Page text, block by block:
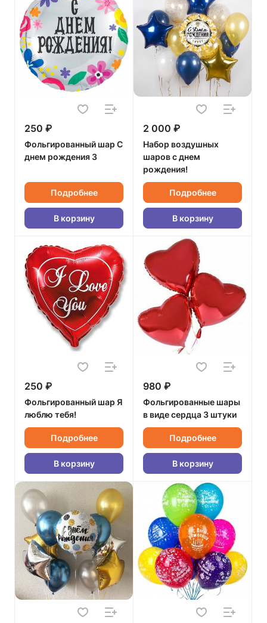
250 ₽
Фольгированный шар С
днем рождения 3
Подробнее
В корзину
2 000 ₽
Набор воздушных
шаров с днем
рождения!
Подробнее
В корзину
250 ₽
Фольгированный шар Я
люблю тебя!
Подробнее
В корзину
980 ₽
Фольгированные шары
в виде сердца 3 штуки
Подробнее
В корзину